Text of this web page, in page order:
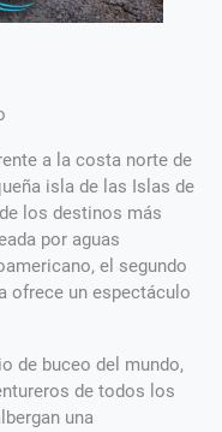
a la costa norte de
isla de las Islas de
los destinos más
por aguas
el segundo
ofrece un espectáculo
de buceo del mundo,
de todos los
una